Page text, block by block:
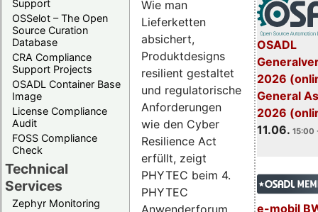
Support
OSSelot – The Open
Source Curation
Database
CRA Compliance
Support Projects
OSADL Container Base
Image
License Compliance
Audit
FOSS Compliance
Check
Technical
Services
Zephyr Monitoring
OSADL
2026
General
2026
11.06. 15:00
e-mobil
Wie man
Lieferketten
absichert,
Produktdesigns
resilient gestaltet
und regulatorische
Anforderungen
wie den Cyber
Resilience Act
erfüllt, zeigt
PHYTEC beim 4.
PHYTEC
Anwenderforum